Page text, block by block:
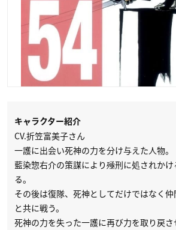
キャラクター紹介
CV.折笠富美子さん
一護に出会い死神の力を分け与えた人物。
藍染惣右介の策謀により殛刑に処されか
る。
その後は復隊、死神としてだけではなく
と共に戦う。
死神の力を失った一護に再び力を取り戻さ